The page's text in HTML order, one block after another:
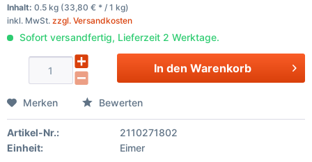
Inhalt: 0.5 kg (33,80 € * / 1 kg)
inkl. MwSt. zzgl. Versandkosten
Sofort versandfertig, Lieferzeit 2 Werktage.
In den Warenkorb
Merken Bewerten
Artikel-Nr.:
2110271802
Einheit:
Eimer